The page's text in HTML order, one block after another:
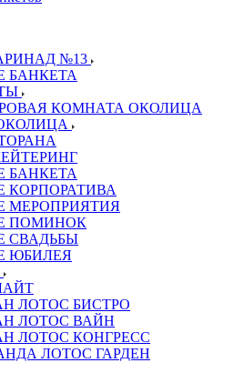
№13
БАНКЕТА
КОМНАТА ОКОЛИЦА
БАНКЕТА
КОРПОРАТИВА
МЕРОПРИЯТИЯ
ПОМИНОК
СВАДЬБЫ
ЮБИЛЕЯ
ЛОТОС БИСТРО
ЛОТОС ВАЙН
ЛОТОС КОНГРЕСС
ЛОТОС ГАРДЕН